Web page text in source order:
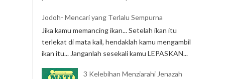
Jodoh- Mencari yang Terlalu Sempurna
Jika kamu memancing ikan... Setelah ikan itu
terlekat di mata kail, hendaklah kamu mengambil
ikan itu... Janganlah sesekali kamu LEPASKAN...
3 Kelebihan Menziarahi Jenazah